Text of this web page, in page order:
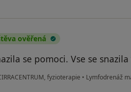
ověřená
se pomoci. Vse se
fyzioterapie • Lymfodrenáž